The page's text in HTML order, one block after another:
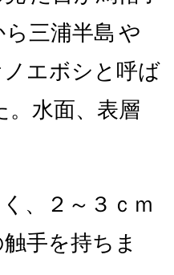
三浦半島 や
エボシと呼ば
。水面、表層
、２～３ｃｍ
手を持ちま